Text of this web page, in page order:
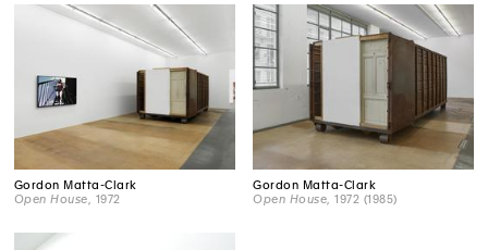
Gordon Matta-Clark
Open House , 1972
Gordon Matta-Clark
Open House , 1972 (1985)